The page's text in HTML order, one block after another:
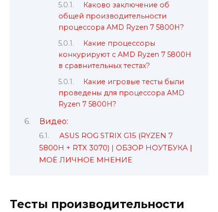
Каково заключение об
общей производительности
процессора AMD Ryzen 7 5800H?
Какие процессоры
конкурируют с AMD Ryzen 7 5800H
в сравнительных тестах?
Какие игровые тесты были
проведены для процессора AMD
Ryzen 7 5800H?
Видео:
ASUS ROG STRIX G15 (RYZEN 7
5800H + RTX 3070) | ОБЗОР НОУТБУКА |
МОЁ ЛИЧНОЕ МНЕНИЕ
Тесты производительности